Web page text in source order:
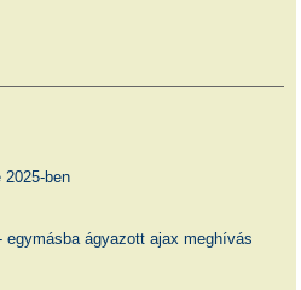
ben
ágyazott ajax meghívás